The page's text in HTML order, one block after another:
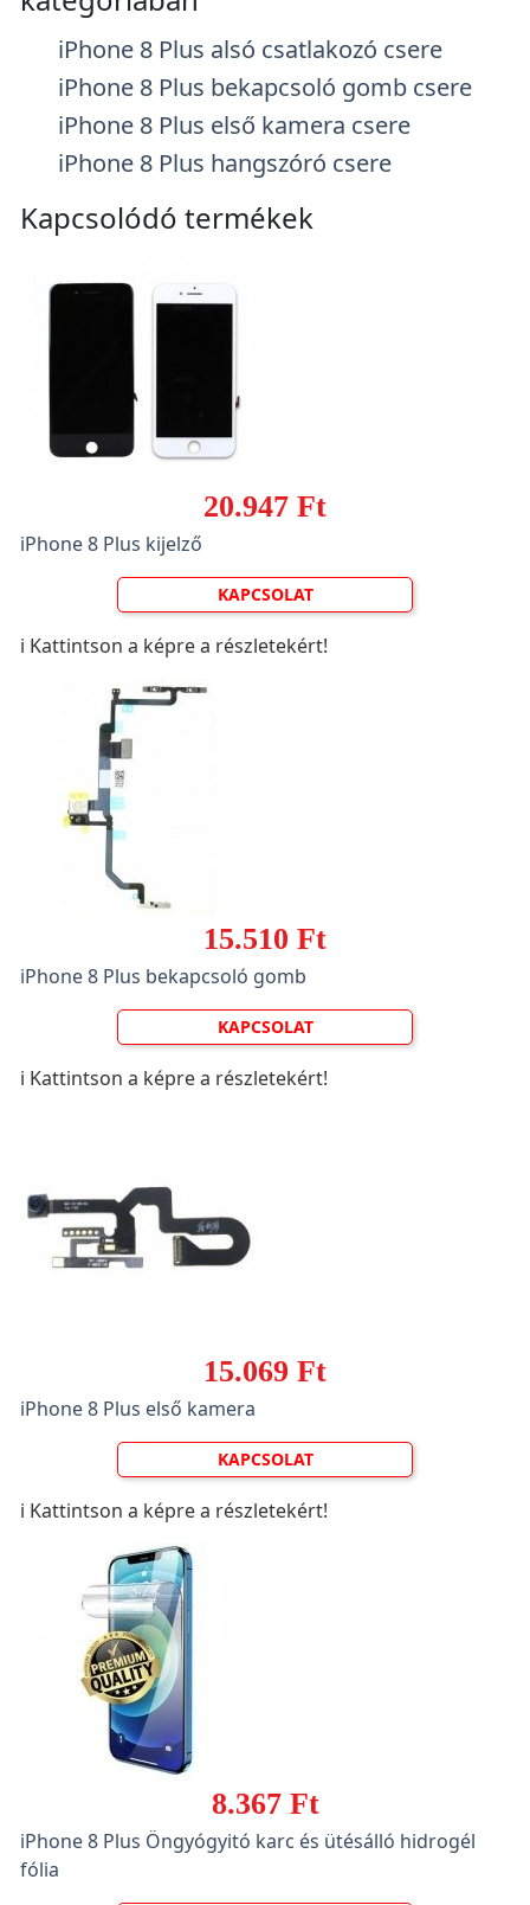
iPhone 8 Plus alsó csatlakozó csere
iPhone 8 Plus bekapcsoló gomb csere
iPhone 8 Plus első kamera csere
iPhone 8 Plus hangszóró csere
Kapcsolódó termékek
20.947 Ft
iPhone 8 Plus kijelző
KAPCSOLAT
ℹ️ Kattintson a képre a részletekért!
15.510 Ft
iPhone 8 Plus bekapcsoló gomb
KAPCSOLAT
ℹ️ Kattintson a képre a részletekért!
15.069 Ft
iPhone 8 Plus első kamera
KAPCSOLAT
ℹ️ Kattintson a képre a részletekért!
8.367 Ft
iPhone 8 Plus Öngyógyitó karc és ütésálló hidrogél
fólia